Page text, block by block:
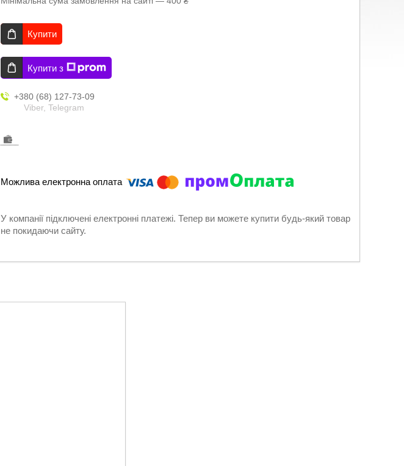
Купити
Купити з
+380 (68) 127-73-09
Viber, Telegram
У компанії підключені електронні платежі. Тепер ви можете купити будь-який товар
не покидаючи сайту.